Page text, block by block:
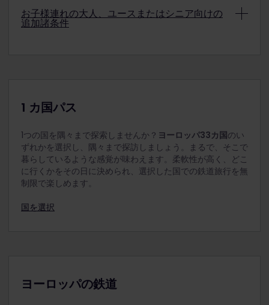
注：小児用パスはユースパスと組み合わせて使用で
割引料金のシニアパスを利用する方は、旅行開始日
に選択した日時点で 60 歳以上でなければなりませ
お子様連れの大人、ユースまたはシニア向けの
追加諸条件
4 歳から 11 歳までのお子様は、小児用パスを利用し
て無料で旅行できます。お子様には、大人用パス、
なくとも 1 人が常に同伴する必要があります。同伴の
方が家族である必要はなく、18 歳以上の方であれ
ば、どなたでも構いません。
小児は旅行開始日に選択した日に 11 歳以下である必
大人 1 名、18 歳以上のユース 1 名、またはシニア 1 名
12歳未満の子供は同伴する大人と同じクラスで旅行で
1 カ国パス
1つの国を隅々まで探索しませんか？ ヨーロッパ33カ国のい
ずれかを選択し、隅々まで探訪しましょう。まるで、そこで
暮らしているような感覚が味わえます。柔軟性が高く、どこ
に行くかをその日に決められ、選択した国での鉄道旅行を無
制限で楽しめます。
国を選択
ヨーロッパの鉄道